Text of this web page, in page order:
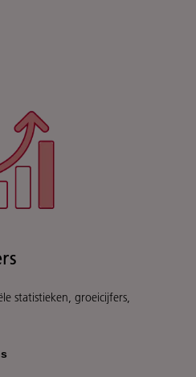
statistieken, groeicijfers,